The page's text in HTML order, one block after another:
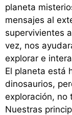
planeta
mensajes al
supervivientes
vez, nos
explorar e
El planeta está
dinosaurios,
exploración, no
Nuestras